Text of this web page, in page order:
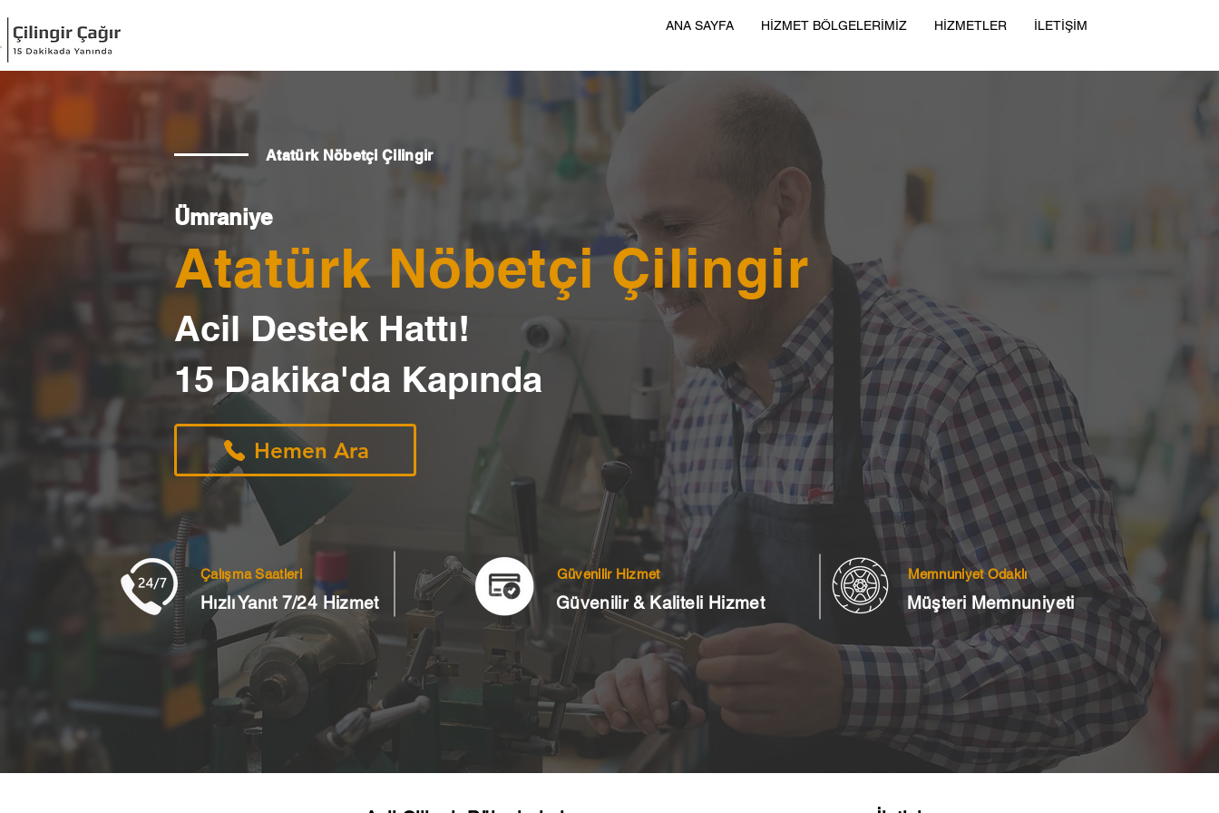
ANA SAYFA HİZMET BÖLGELERİMİZ HİZMETLER İLETİŞİM
Atatürk Nöbetçi Çilingir
Ümraniye
Atatürk Nöbetçi Çilingir
Acil Destek Hattı!
15 Dakika'da Kapında
Hemen Ara
Çalışma Saatleri
Hızlı Yanıt 7/24 Hizmet
Güvenilir Hizmet
Güvenilir & Kaliteli Hizmet
Memnuniyet Odaklı
Müşteri Memnuniyeti